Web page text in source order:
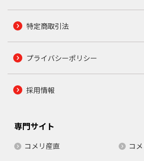
特定商取引法
プライバシーポリシー
採用情報
専門サイト
コメリ産直
コ